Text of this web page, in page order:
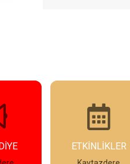
GÜNCEL
DUYURULAR